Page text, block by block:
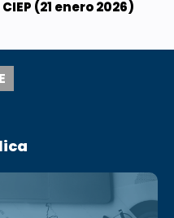
CIEP (21 enero 2026)